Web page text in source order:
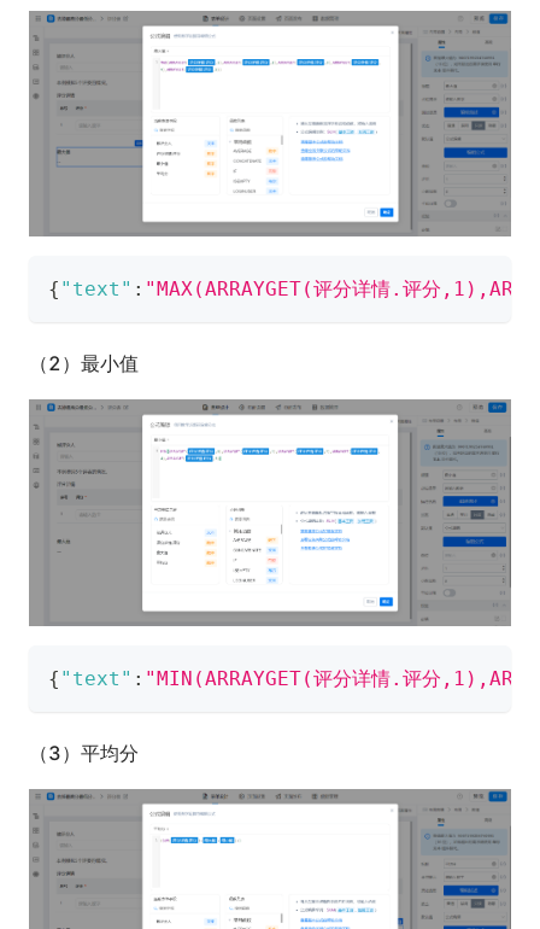
{ "text" : "MAX(ARRAYGET(​评分详情.评分​
（2）最小值
{ "text" : "MIN(ARRAYGET(​评分详情.评分​
（3）平均分